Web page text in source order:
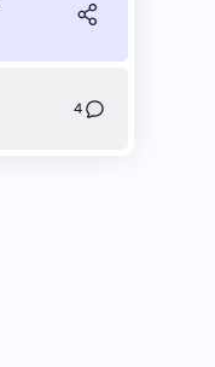
4